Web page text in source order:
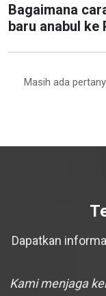
Bagaimana
baru anabul ke
Masih ada
Dapatkan
Kami menjaga